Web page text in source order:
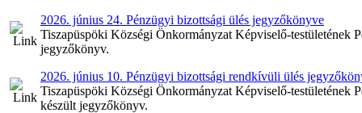
2026. június 24. Pénzügyi bizottsági ülés jegyzőkönyve
Tiszapüspöki Községi Önkormányzat Képviselő-testületének
jegyzőkönyv.
2026. június 10. Pénzügyi bizottsági rendkívüli ülés
Tiszapüspöki Községi Önkormányzat Képviselő-testületének
készült jegyzőkönyv.